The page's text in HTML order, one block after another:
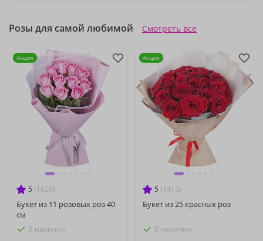
Розы для самой любимой Смотреть все
5 (1629)
Букет из 11 розовых роз 40
см
В наличии
Акция
5 (1413)
Букет из 25 красных роз
В наличии
Акция